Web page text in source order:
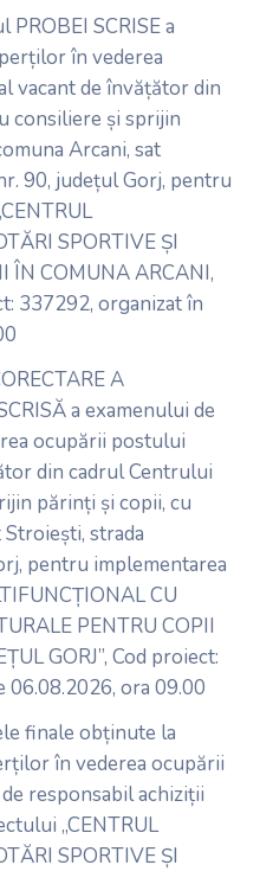
SCRISE a
în vederea
vacant de învățător din
consiliere și sprijin
Arcani, sat
90, județul Gorj, pentru
SPORTIVE ȘI
ÎN COMUNA ARCANI,
337292, organizat în
A
a examenului de
ocupării postului
din cadrul Centrului
părinți și copii, cu
strada
pentru implementarea
CU
PENTRU COPII
GORJ”, Cod proiect:
06.08.2026, ora 09.00
finale obținute la
în vederea ocupării
responsabil achiziții
„CENTRUL
SPORTIVE ȘI